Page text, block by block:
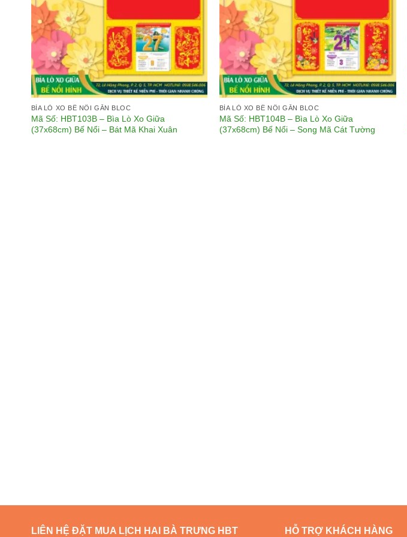
BÌA LÒ XO BẾ NỔI GẮN BLOC
Mã Số: HBT103B – Bìa Lò Xo Giữa
(37x68cm) Bế Nổi – Bát Mã Khai Xuân
BÌA LÒ XO BẾ NỔI GẮN BLOC
Mã Số: HBT104B – Bìa Lò Xo Giữa
(37x68cm) Bế Nổi – Song Mã Cát Tường
LIÊN HỆ ĐẶT MUA LỊCH HAI BÀ TRƯNG HBT HỖ TRỢ KHÁCH HÀNG